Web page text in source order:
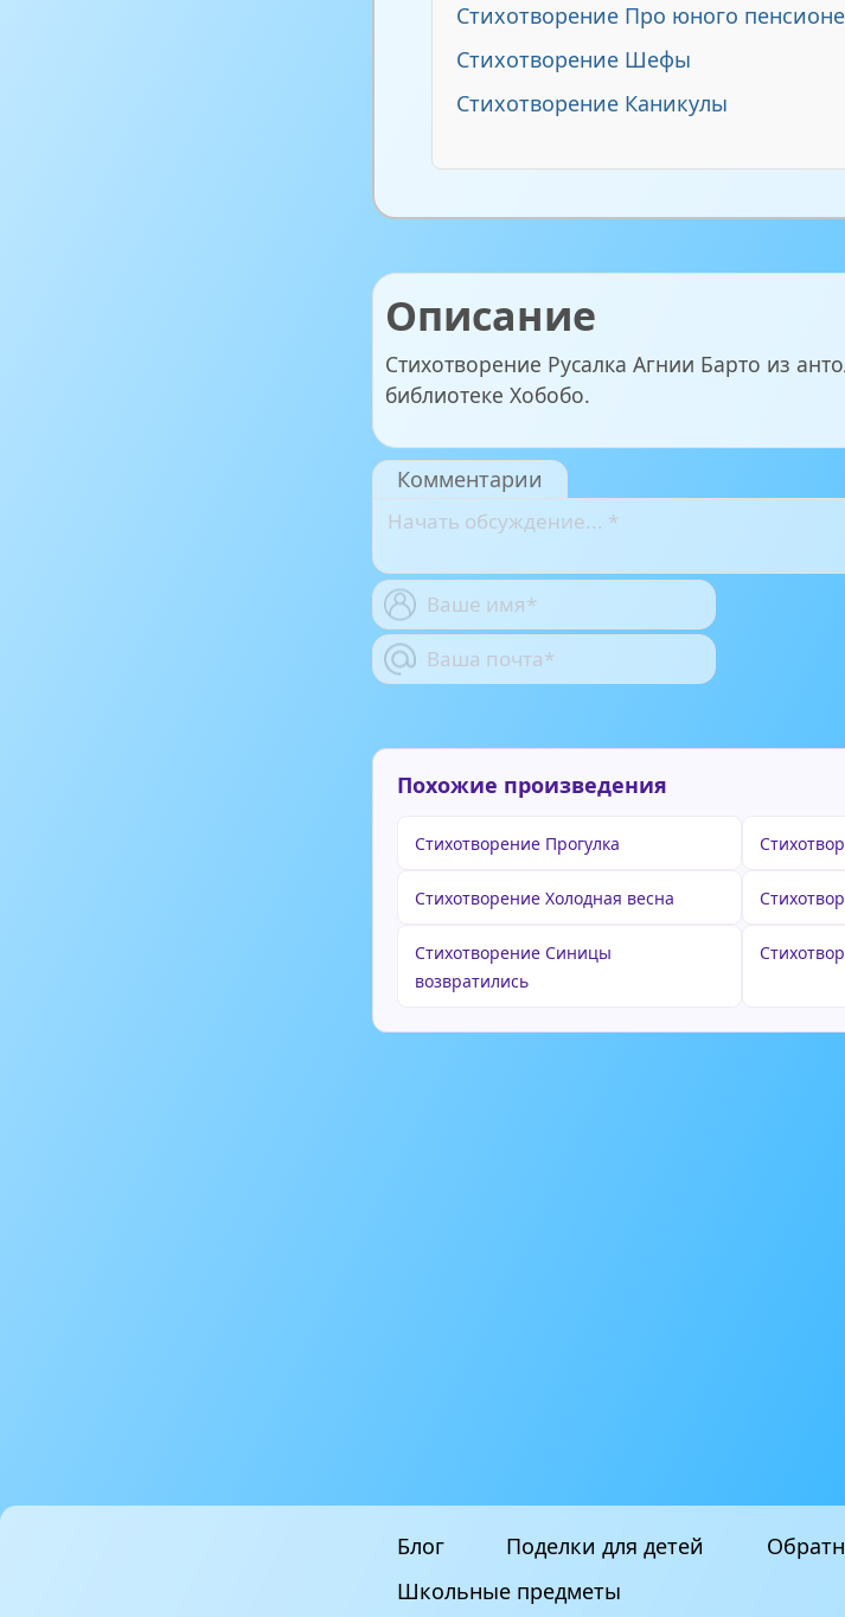
Стихотворение Про юного
Стихотворение Шефы
Стихотворение Каникулы
Описание
Стихотворение Русалка Агнии Барто из
библиотеке Хобобо.
Комментарии
Похожие произведения
Стихотворение Прогулка
Стихотворение Холодная весна
Стихотворение Синицы
возвратились
Блог Поделки для детей
Школьные предметы